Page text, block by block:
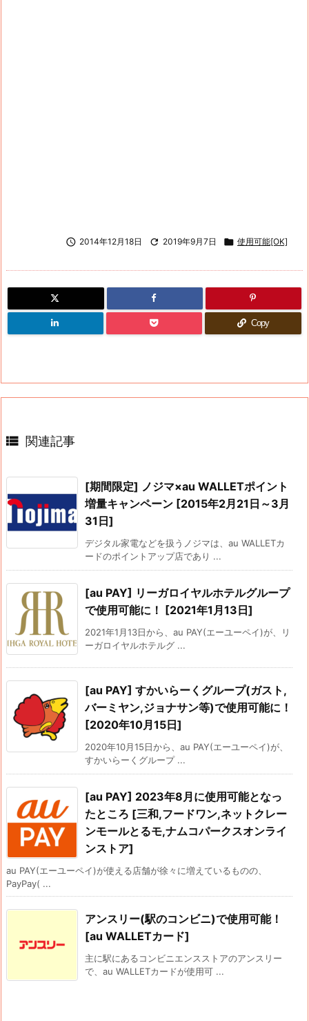
 2014年12月18日  2019年9月7日  使用可能[OK]
Copy
 関連記事
[期間限定] ノジマ×au WALLETポイント
増量キャンペーン [2015年2月21日～3月
31日]
デジタル家電などを扱うノジマは、au WALLETカ
ードのポイントアップ店であり ...
[au PAY] リーガロイヤルホテルグループ
で使用可能に！ [2021年1月13日]
2021年1月13日から、au PAY(エーユーペイ)が、リ
ーガロイヤルホテルグ ...
[au PAY] すかいらーくグループ(ガスト,
バーミヤン,ジョナサン等)で使用可能に！
[2020年10月15日]
2020年10月15日から、au PAY(エーユーペイ)が、
すかいらーくグループ ...
[au PAY] 2023年8月に使用可能となっ
たところ [三和,フードワン,ネットクレー
ンモールとるモ,ナムコパークスオンライ
ンストア]
au PAY(エーユーペイ)が使える店舗が徐々に増えているものの、
PayPay( ...
アンスリー(駅のコンビニ)で使用可能！
[au WALLETカード]
主に駅にあるコンビニエンスストアのアンスリー
で、au WALLETカードが使用可 ...